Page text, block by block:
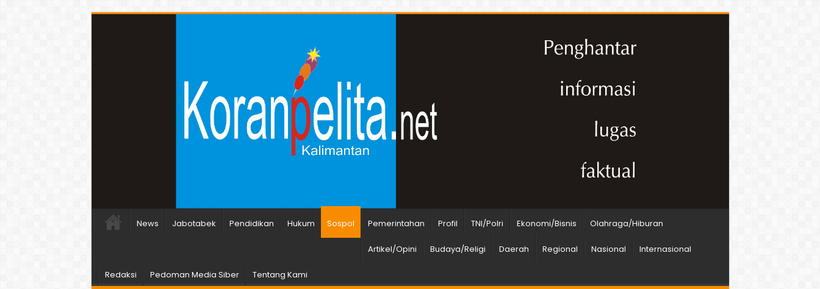
News Jabotabek Pendidikan Hukum Sospol Pemerintahan Profil TNI/Polri Ekonomi/Bisnis Olahraga/Hiburan
Artikel/Opini Budaya/Religi Daerah Regional Nasional Internasional
Redaksi Pedoman Media Siber Tentang Kami